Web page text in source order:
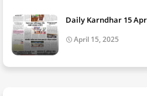
Daily Karndhar 15
April 15, 2025